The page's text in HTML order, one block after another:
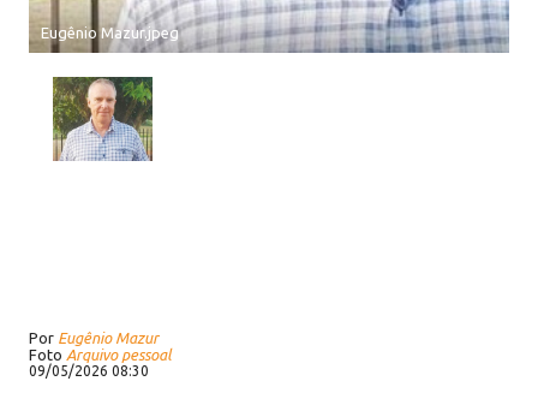
Eugênio Mazur.jpeg
Por Eugênio Mazur
Foto Arquivo pessoal
09/05/2026 08:30